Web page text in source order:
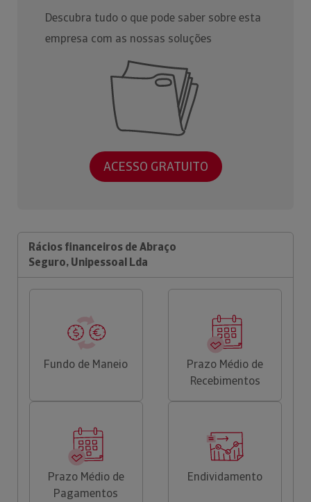
Descubra tudo o que pode saber sobre esta
empresa com as nossas soluções
ACESSO GRATUITO
Rácios financeiros de Abraço
Seguro, Unipessoal Lda
Fundo de Maneio
Prazo Médio de
Recebimentos
Prazo Médio de
Pagamentos
Endividamento